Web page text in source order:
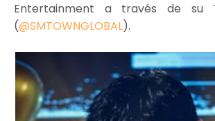
Entertainment a través de su
(@SMTOWNGLOBAL).